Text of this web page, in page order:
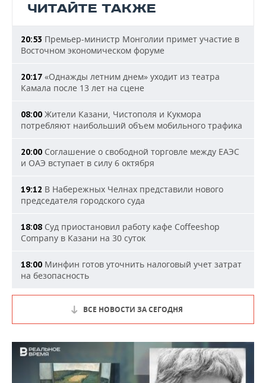
ЧИТАЙТЕ ТАКЖЕ
20:53 Премьер-министр Монголии примет участие в
Восточном экономическом форуме
20:17 «Однажды летним днем» уходит из театра
Камала после 13 лет на сцене
08:00 Жители Казани, Чистополя и Кукмора
потребляют наибольший объем мобильного трафика
20:00 Соглашение о свободной торговле между ЕАЭС
и ОАЭ вступает в силу 6 октября
19:12 В Набережных Челнах представили нового
председателя городского суда
18:08 Суд приостановил работу кафе Coffeeshop
Company в Казани на 30 суток
18:00 Минфин готов уточнить налоговый учет затрат
на безопасность
ВСЕ НОВОСТИ ЗА СЕГОДНЯ